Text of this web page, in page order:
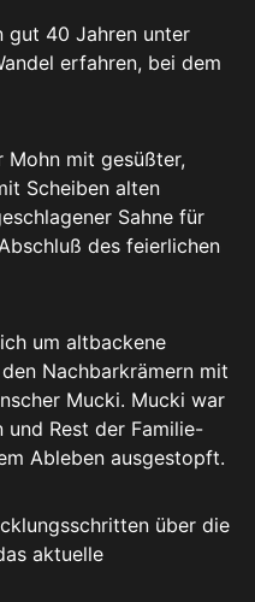
gut 40 Jahren unter
erfahren, bei dem
mit gesüßter,
Scheiben alten
Sahne für
des feierlichen
um altbackene
Nachbarkrämern mit
Mucki. Mucki war
und Rest der Familie-
Ableben ausgestopft.
über die
aktuelle